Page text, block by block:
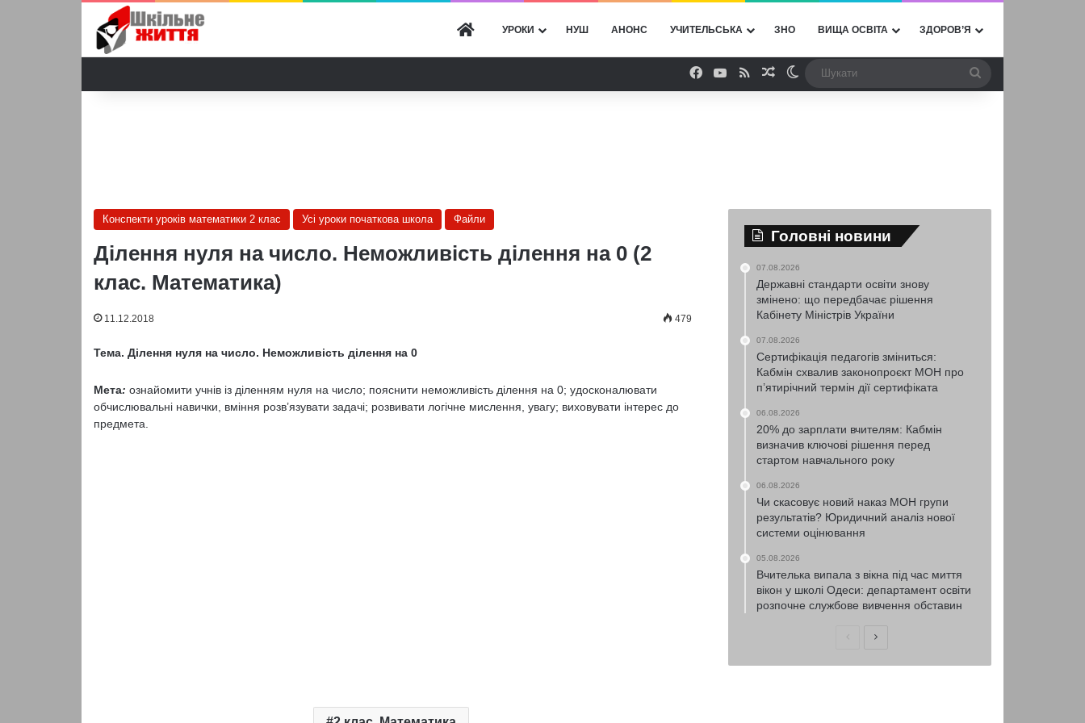
ГОЛОВНА
УРОКИ НУШ АНОНС УЧИТЕЛЬСЬКА ЗНО ВИЩА ОСВІТА ЗДОРОВ’Я
Facebook
YouTube
RSSВипадкова стаття
Switch skin
Конспекти уроків математики 2 клас Усі уроки початкова школа Файли
Ділення нуля на число. Неможливість ділення на 0 (2
клас. Математика)
11.12.2018 479
Тема. Ділення нуля на число. Неможливість ділення на 0
Мета: ознайомити учнів із діленням нуля на число; пояснити неможливість ділення на 0; удосконалювати
обчислювальні навички, вміння розв’язувати задачі; розвивати логічне мислення, увагу; виховувати інтерес до
предмета.
Головні новини
07.08.2026
Державні стандарти освіти знову
змінено: що передбачає рішення
Кабінету Міністрів України
07.08.2026
Сертифікація педагогів зміниться:
Кабмін схвалив законопроєкт МОН про
п’ятирічний термін дії сертифіката
06.08.2026
20% до зарплати вчителям: Кабмін
визначив ключові рішення перед
стартом навчального року
06.08.2026
Чи скасовує новий наказ МОН групи
результатів? Юридичний аналіз нової
системи оцінювання
05.08.2026
Вчителька випала з вікна під час миття
вікон у школі Одеси: департамент освіти
розпочне службове вивчення обставин
ПопередняНаступна